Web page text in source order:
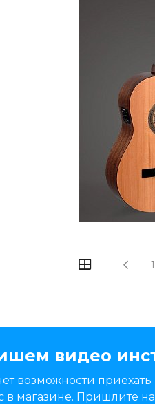
1
видео
возможности
в магазине. Пришлите